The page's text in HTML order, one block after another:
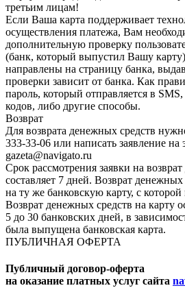
третьим лицам!
Если Ваша карта поддерживает
осуществления платежа, Вам
дополнительную проверку
(банк, который выпустил Вашу
направлены на страницу банка,
проверки зависит от банка. Как
пароль, который отправляется в
кодов, либо другие способы.
Возврат
Для возврата денежных средств
333-33-06 или написать заявление на
gazeta@navigato.ru
Срок рассмотрения заявки на
составляет 7 дней. Возврат денежных
на ту же банковскую карту, с
Возврат денежных средств на карту
5 до 30 банковских дней, в
была выпущена банковская карта.
ПУБЛИЧНАЯ ОФЕРТА
Публичный договор-оферта
на оказание платных услуг сайта